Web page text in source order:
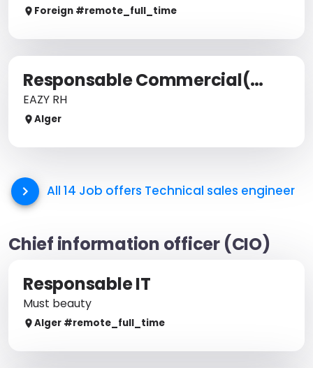
Foreign #remote_ full_time
Responsable Commercial(e) IT & Télécom
EAZY RH
Alger
All 14 Job offers Technical sales engineer
Chief information officer (CIO)
Responsable IT
Must beauty
Alger #remote_ full_time